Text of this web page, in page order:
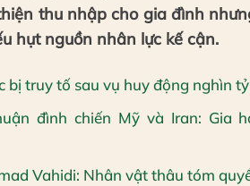
thu nhập cho gia đình
hụt nguồn nhân lực kế cận.
bị truy tố sau vụ huy động nghìn
đình chiến Mỹ và Iran: Gia
Vahidi: Nhân vật thâu tóm